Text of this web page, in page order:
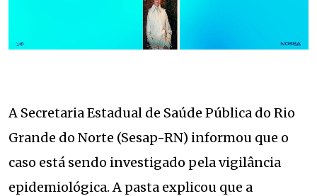
A Secretaria Estadual de Saúde Pública do Rio
Grande do Norte (Sesap-RN) informou que o
caso está sendo investigado pela vigilância
epidemiológica. A pasta explicou que a